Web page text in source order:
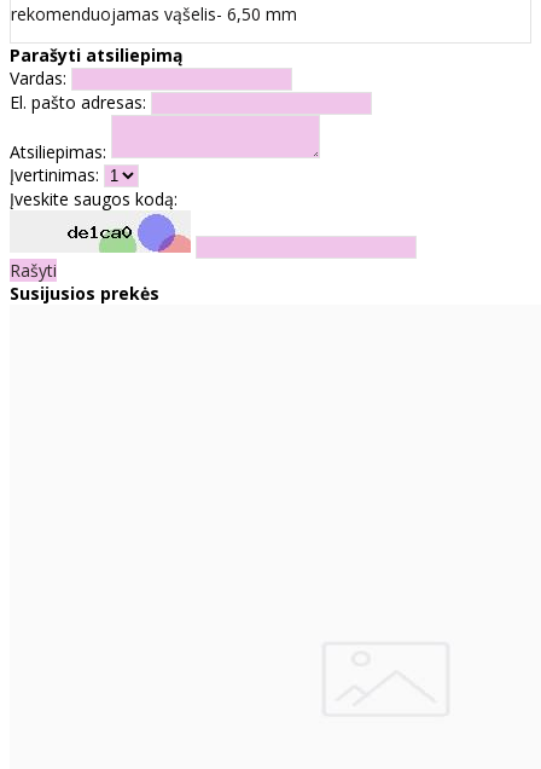
rekomenduojamas vąšelis- 6,50 mm
Parašyti atsiliepimą
Vardas:
El. pašto adresas:
Atsiliepimas:
Įvertinimas:
Įveskite saugos kodą:
Rašyti
Susijusios prekės